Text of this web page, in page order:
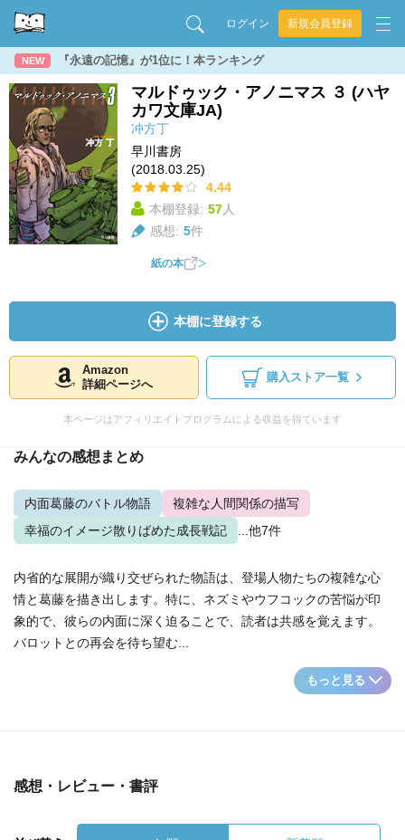
ログイン 新規会員登録
NEW 『永遠の記憶』が1位に！本ランキング
マルドゥック・アノニマス ３ (ハヤ
カワ文庫JA)
冲方丁
早川書房
(2018.03.25)
4.44
本棚登録: 57人
感想: 5件
紙の本
本棚に登録する
Amazon
詳細ページへ
購入ストア一覧
本ページはアフィリエイトプログラムによる収益を得ています
みんなの感想まとめ
内面葛藤のバトル物語
複雑な人間関係の描写
幸福のイメージ散りばめた成長戦記
...他7件
内省的な展開が織り交ぜられた物語は、登場人物たちの複雑な心
情と葛藤を描き出します。特に、ネズミやウフコックの苦悩が印
象的で、彼らの内面に深く迫ることで、読者は共感を覚えます。
バロットとの再会を待ち望む...
もっと見る
感想・レビュー・書評